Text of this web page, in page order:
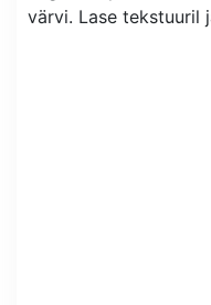
värvi. Lase tekstuuril